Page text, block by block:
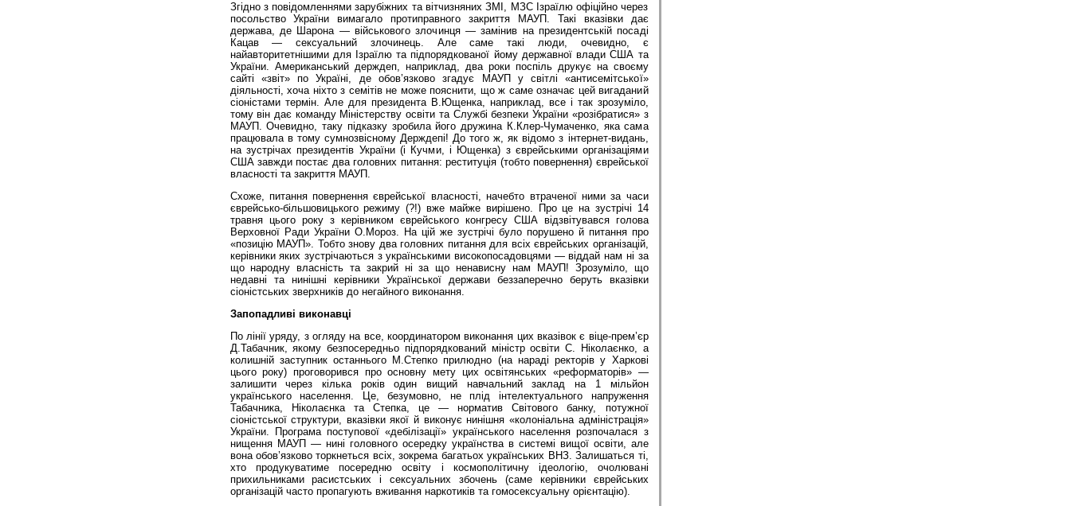
Згідно з повідомленнями зарубіжних та вітчизняних ЗМІ, МЗС Ізраїлю офіційно через
посольство України вимагало протиправного закриття МАУП. Такі вказівки дає
держава, де Шарона — військового злочинця — замінив на президентській посаді
Кацав — сексуальний злочинець. Але саме такі люди, очевидно, є
найавторитетнішими для Ізраїлю та підпорядкованої йому державної влади США та
України. Американський держдеп, наприклад, два роки поспіль друкує на своєму
сайті «звіт» по Україні, де обов’язково згадує МАУП у світлі «антисемітської»
діяльності, хоча ніхто з семітів не може пояснити, що ж саме означає цей вигаданий
сіоністами термін. Але для президента В.Ющенка, наприклад, все і так зрозуміло,
тому він дає команду Міністерству освіти та Службі безпеки України «розібратися» з
МАУП. Очевидно, таку підказку зробила його дружина К.Клер-Чумаченко, яка сама
працювала в тому сумнозвісному Держдепі! До того ж, як відомо з інтернет-видань,
на зустрічах президентів України (і Кучми, і Ющенка) з єв­рейськими організаціями
США завжди постає два головних питання: реституція (тобто повернення) єврейської
власності та закриття МАУП.
Схоже, питання повернення єврейської власності, начебто втраченої ними за часи
єврейсько-більшовицького режиму (?!) вже майже вирішено. Про це на зустрічі 14
травня цього року з керівником єврейського конгресу США відзвітувався голова
Верховної Ради України О.Мороз. На цій же зустрічі було порушено й питання про
«позицію МАУП». Тобто знову два головних питання для всіх єврейських організацій,
керівники яких зустрічаються з українськими високопосадовцями — віддай нам ні за
що народну власність та закрий ні за що ненависну нам МАУП! Зрозуміло, що
недавні та нинішні керівники Української держави беззаперечно беруть вказівки
сіоністських зверхників до негайного виконання.
Запопадливі виконавці
По лінії уряду, з огляду на все, координатором виконання цих вказівок є віце-прем’єр
Д.Табачник, якому безпосередньо підпорядкований міністр освіти С. Ніколаєнко, а
колишній заступник останнього М.Степко прилюдно (на нараді ректорів у Харкові
цього року) проговорився про основну мету цих освітянських «реформаторів» —
залишити через кілька років один вищий навчальний заклад на 1 мільйон
українського населення. Це, безумовно, не плід інтелектуального напруження
Табачника, Ніколаєнка та Степка, це — норматив Світового банку, потужної
сіоністської структури, вказівки якої й виконує нинішня «колоніальна адміністрація»
України. Програма поступової «дебілізації» українського населення розпочалася з
нищення МАУП — нині головного осередку українства в системі вищої освіти, але
вона обов’язково торкнеться всіх, зокрема багатьох українських ВНЗ. Залишаться ті,
хто продукуватиме посередню освіту і космополітичну ідеологію, очолювані
прихильниками расистських і сексуальних збочень (саме керівники єврейських
організацій часто пропагують вживання наркотиків та гомосексуальну орієнтацію).